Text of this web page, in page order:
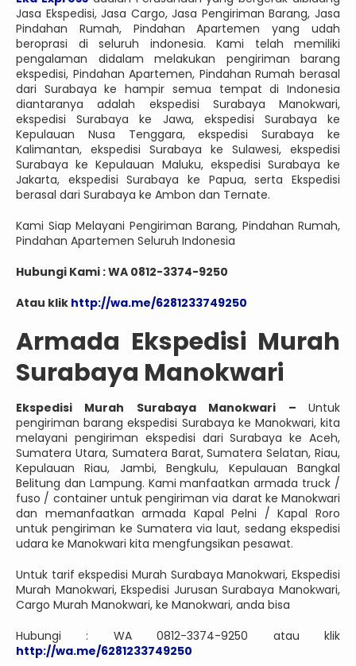
Jasa Ekspedisi, Jasa Cargo, Jasa Pengiriman Barang, Jasa
Pindahan Rumah, Pindahan Apartemen yang udah
beroprasi di seluruh indonesia. Kami telah memiliki
pengalaman didalam melakukan pengiriman barang
ekspedisi, Pindahan Apartemen, Pindahan Rumah berasal
dari Surabaya ke hampir semua tempat di Indonesia
diantaranya adalah ekspedisi Surabaya Manokwari,
ekspedisi Surabaya ke Jawa, ekspedisi Surabaya ke
Kepulauan Nusa Tenggara, ekspedisi Surabaya ke
Kalimantan, ekspedisi Surabaya ke Sulawesi, ekspedisi
Surabaya ke Kepulauan Maluku, ekspedisi Surabaya ke
Jakarta, ekspedisi Surabaya ke Papua, serta Ekspedisi
berasal dari Surabaya ke Ambon dan Ternate.
Kami Siap Melayani Pengiriman Barang, Pindahan Rumah,
Pindahan Apartemen Seluruh Indonesia
Hubungi Kami : WA 0812-3374-9250
Atau klik http://wa.me/6281233749250
Armada Ekspedisi Murah
Surabaya Manokwari
Ekspedisi Murah Surabaya Manokwari – Untuk
pengiriman barang ekspedisi Surabaya ke Manokwari, kita
melayani pengiriman ekspedisi dari Surabaya ke Aceh,
Sumatera Utara, Sumatera Barat, Sumatera Selatan, Riau,
Kepulauan Riau, Jambi, Bengkulu, Kepulauan Bangkal
Belitung dan Lampung. Kami manfaatkan armada truck /
fuso / container untuk pengiriman via darat ke Manokwari
dan memanfaatkan armada Kapal Pelni / Kapal Roro
untuk pengiriman ke Sumatera via laut, sedang ekspedisi
udara ke Manokwari kita mengfungsikan pesawat.
Untuk tarif ekspedisi Murah Surabaya Manokwari, Ekspedisi
Murah Manokwari, Ekspedisi Jurusan Surabaya Manokwari,
Cargo Murah Manokwari, ke Manokwari, anda bisa
Hubungi : WA 0812-3374-9250 atau klik
http://wa.me/6281233749250